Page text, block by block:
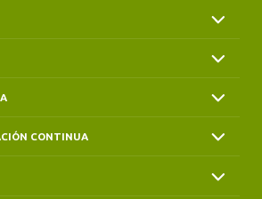
CONTINUA